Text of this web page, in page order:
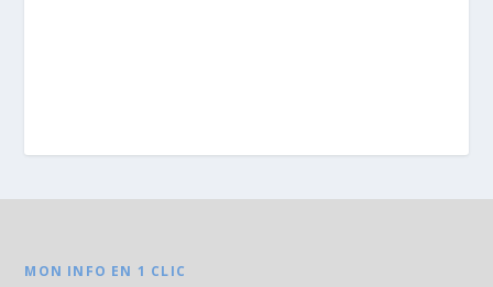
MON INFO EN 1 CLIC